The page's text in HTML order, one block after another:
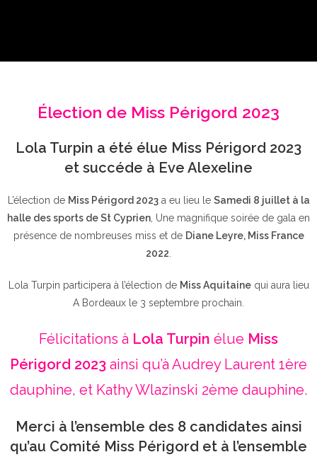
Élection de Miss Périgord 2023
Lola Turpin a été élue Miss Périgord 2023
et succéde à Eve Alexeline
L’élection de Miss Périgord 2023a eu lieu le Samedi 8 juillet à la
halle des sports de St Cyprien , Une magnifique soirée de gala en
présence de nombreuses miss et de Diane Leyre, Miss France
2022
Lola Turpin participera à l’élection de Miss Aquitainequi aura lieu
A Bordeaux le 3 septembre prochain.
Félicitations à Lola Turpin élue Miss
Périgord 2023 ainsi qu’à Audrey Laurent 1ère
dauphine, et Kathy Wlazinski 2ème dauphine.
Merci à l’ensemble des 8 candidates ainsi
qu’au Comité Miss Périgord et à l’ensemble